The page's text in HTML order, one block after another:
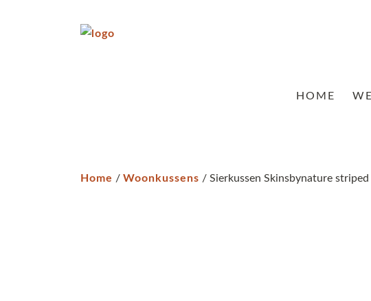
HOME
Home / Woonkussens / Sierkussen Skinsbynature